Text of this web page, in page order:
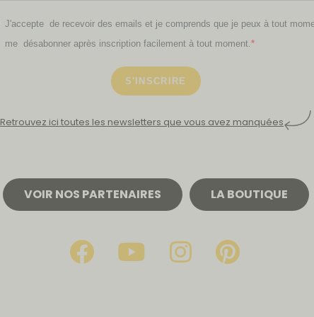
J'accepte de recevoir des emails et je comprends que je peux à tout
me désabonner après inscription facilement à tout moment.
S'INSCRIRE
Retrouvez ici toutes les newsletters que vous avez manquées
VOIR NOS PARTENAIRES LA BOUTIQUE